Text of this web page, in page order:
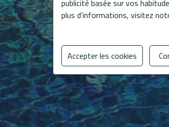
publicité basée sur vos
plus d'informations, visitez
Accepter les cookies